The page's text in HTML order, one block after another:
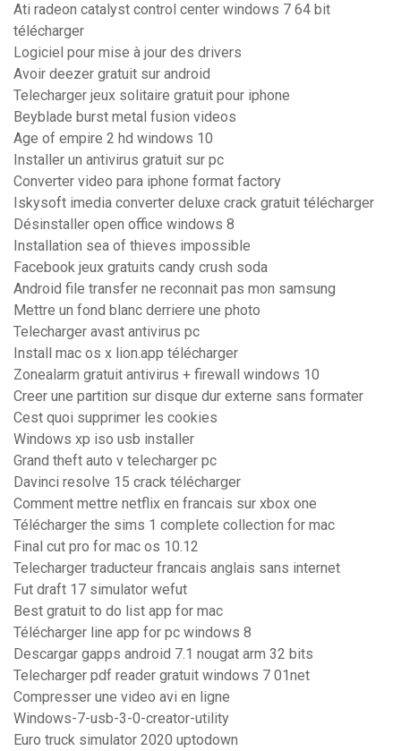
Ati radeon catalyst control center windows 7 64 bit
télécharger
Logiciel pour mise à jour des drivers
Avoir deezer gratuit sur android
Telecharger jeux solitaire gratuit pour iphone
Beyblade burst metal fusion videos
Age of empire 2 hd windows 10
Installer un antivirus gratuit sur pc
Converter video para iphone format factory
Iskysoft imedia converter deluxe crack gratuit télécharger
Désinstaller open office windows 8
Installation sea of thieves impossible
Facebook jeux gratuits candy crush soda
Android file transfer ne reconnait pas mon samsung
Mettre un fond blanc derriere une photo
Telecharger avast antivirus pc
Install mac os x lion.app télécharger
Zonealarm gratuit antivirus + firewall windows 10
Creer une partition sur disque dur externe sans formater
Cest quoi supprimer les cookies
Windows xp iso usb installer
Grand theft auto v telecharger pc
Davinci resolve 15 crack télécharger
Comment mettre netflix en francais sur xbox one
Télécharger the sims 1 complete collection for mac
Final cut pro for mac os 10.12
Telecharger traducteur francais anglais sans internet
Fut draft 17 simulator wefut
Best gratuit to do list app for mac
Télécharger line app for pc windows 8
Descargar gapps android 7.1 nougat arm 32 bits
Telecharger pdf reader gratuit windows 7 01net
Compresser une video avi en ligne
Windows-7-usb-3-0-creator-utility
Euro truck simulator 2020 uptodown